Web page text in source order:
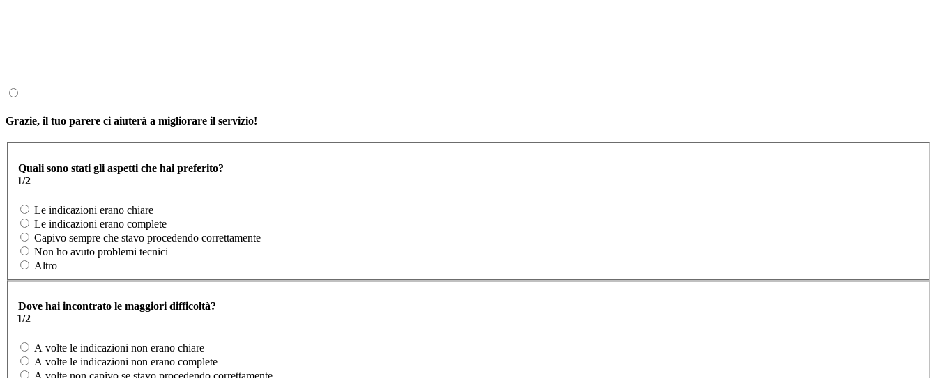
Grazie, il tuo parere ci aiuterà a migliorare il servizio!
Quali sono stati gli aspetti che hai preferito?
1/2
Le indicazioni erano chiare
Le indicazioni erano complete
Capivo sempre che stavo procedendo correttamente
Non ho avuto problemi tecnici
Altro
Dove hai incontrato le maggiori difficoltà?
1/2
A volte le indicazioni non erano chiare
A volte le indicazioni non erano complete
A volte non capivo se stavo procedendo correttamente